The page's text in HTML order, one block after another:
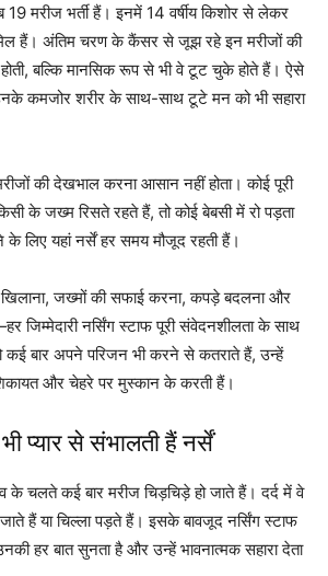
19 मरीज भर्ती हैं। इनमें 14 वर्षीय किशोर से लेकर
हैं। अंतिम चरण के कैंसर से जूझ रहे इन मरीजों की
होती, बल्कि मानसिक रूप से भी वे टूट चुके होते हैं। ऐसे
कमजोर शरीर के साथ-साथ टूटे मन को भी सहारा
की देखभाल करना आसान नहीं होता। कोई पूरी
किसी के जख्म रिसते रहते हैं, तो कोई बेबसी में रो पड़ता
लिए यहां नर्सें हर समय मौजूद रहती हैं।
खिलाना, जख्मों की सफाई करना, कपड़े बदलना और
जिम्मेदारी नर्सिंग स्टाफ पूरी संवेदनशीलता के साथ
कई बार अपने परिजन भी करने से कतराते हैं, उन्हें
और चेहरे पर मुस्कान के करती हैं।
प्यार से संभालती हैं नर्सें
के चलते कई बार मरीज चिड़चिड़े हो जाते हैं। दर्द में वे
हैं या चिल्ला पड़ते हैं। इसके बावजूद नर्सिंग स्टाफ
हर बात सुनता है और उन्हें भावनात्मक सहारा देता